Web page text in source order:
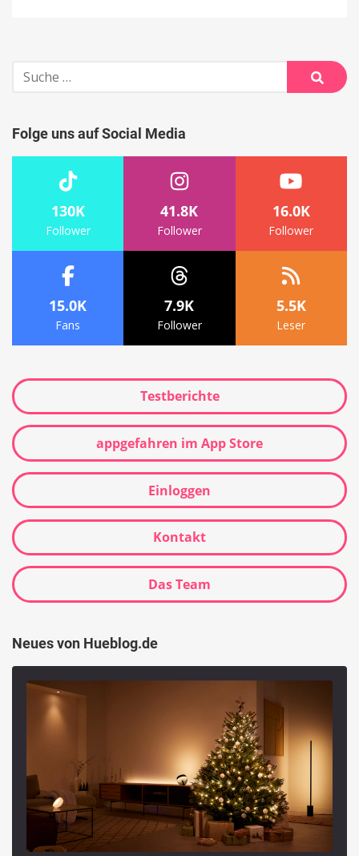
Suche
nach:
Suche
Folge uns auf Social Media
130K
Follower
41.8K
Follower
16.0K
Follower
15.0K
Fans
7.9K
Follower
5.5K
Leser
Testberichte
appgefahren im App Store
Einloggen
Kontakt
Das Team
Neues von Hueblog.de